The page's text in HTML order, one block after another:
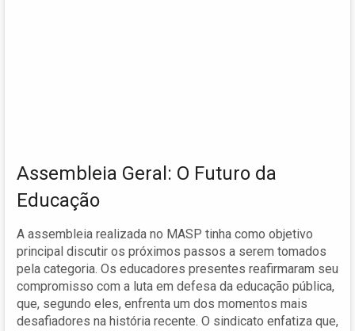
Assembleia Geral: O Futuro da
Educação
A assembleia realizada no MASP tinha como objetivo
principal discutir os próximos passos a serem tomados
pela categoria. Os educadores presentes reafirmaram seu
compromisso com a luta em defesa da educação pública,
que, segundo eles, enfrenta um dos momentos mais
desafiadores na história recente. O sindicato enfatiza que,